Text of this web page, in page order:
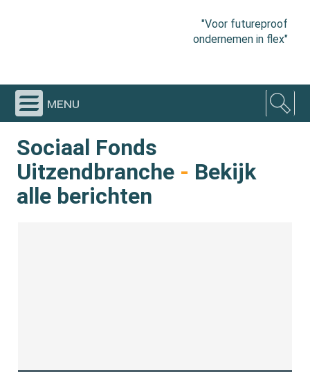
"Voor futureproof
ondernemen in flex"
menu
Sociaal Fonds
Uitzendbranche - Bekijk
alle berichten